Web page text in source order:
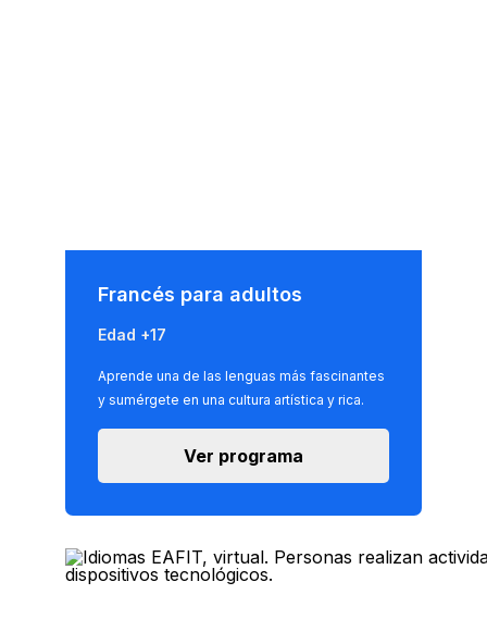
Francés para adultos
Edad +17
Aprende una de las lenguas más fascinantes
y sumérgete en una cultura artística y rica.
Ver programa